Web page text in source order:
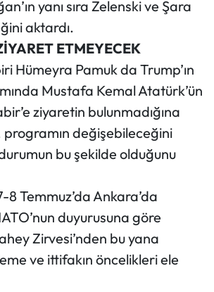
yanı sıra Zelenski ve Şara
aktardı.
ETMEYECEK
Hümeyra Pamuk da Trump’ın
Mustafa Kemal Atatürk’ün
ziyaretin bulunmadığına
değişebileceğini
bu şekilde olduğunu
8 Temmuz’da Ankara’da
duyurusuna göre
Zirvesi’nden bu yana
ve ittifakın öncelikleri ele